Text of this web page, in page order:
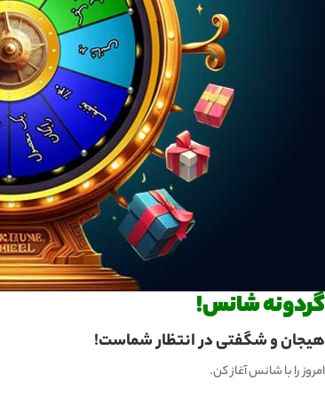
گردونه شانس!
هیجان و شگفتی در انتظار شماست!
امروز را با شانس آغاز کن.